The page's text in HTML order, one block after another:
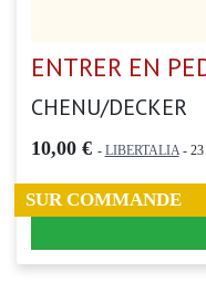
ENTRER EN
CHENU/DECKER
10,00 € - LIBERTALIA- 23
SUR COMMANDE